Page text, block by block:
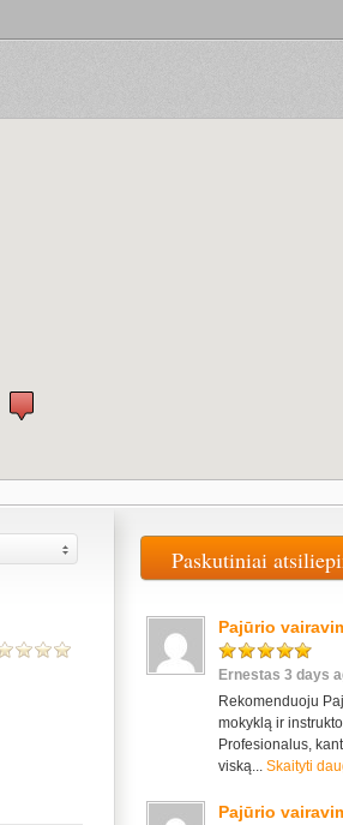
Paskutiniai
Pajūrio
Ernestas 3 days
Rekomenduoju
mokyklą ir
Profesionalus,
viską... Skaityti
Pajūrio